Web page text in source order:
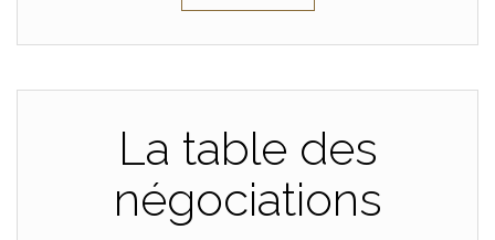
La table des
négociations